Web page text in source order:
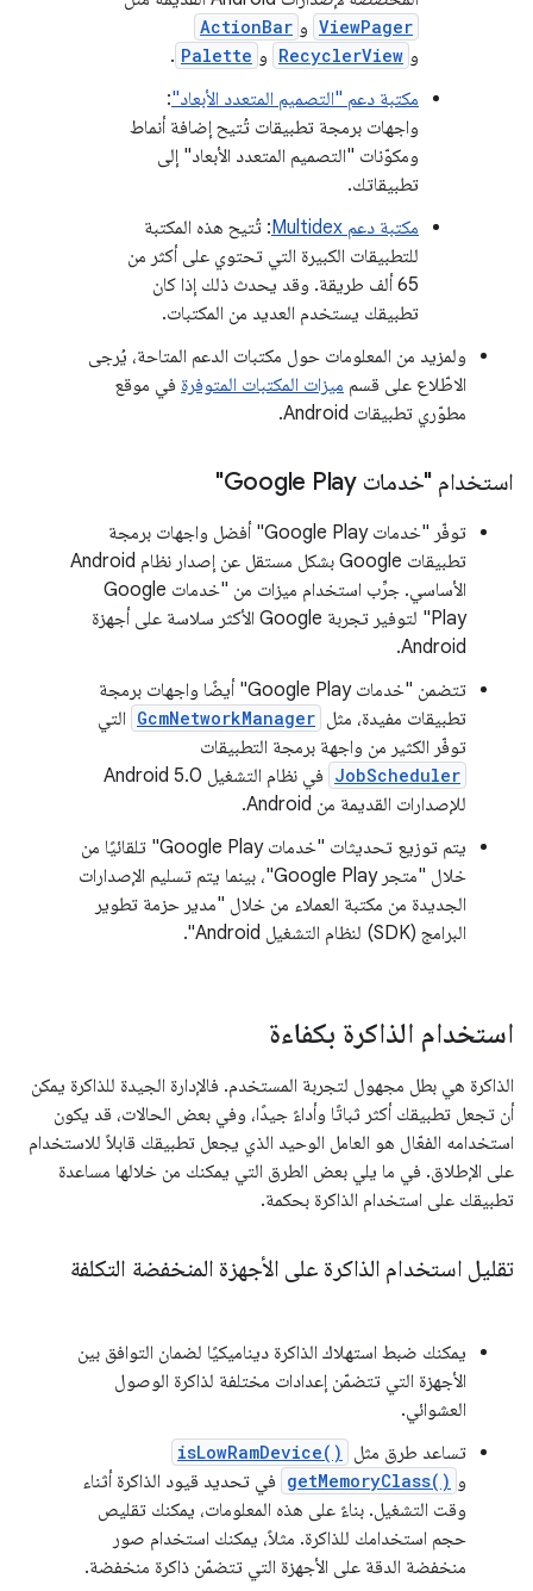
ViewPager و ActionBar
و RecyclerView و Palette
.
مكتبة دعم "التصميم المتعدد الأبعاد":
واجهات برمجة تطبيقات تُتيح إضافة أنماط
ومكوّنات "التصميم المتعدد الأبعاد" إلى
تطبيقاتك.
مكتبة دعم Multidex
: تُتيح هذه المكتبة
للتطبيقات الكبيرة التي تحتوي على أكثر من
65 ألف طريقة. وقد يحدث ذلك إذا كان
تطبيقك يستخدم العديد من المكتبات.
ولمزيد من المعلومات حول مكتبات الدعم المتاحة، يُرجى
الاطّلاع على قسم ميزات المكتبات المتوفرة في موقع
مطوّري تطبيقات Android.
استخدام "خدمات Google Play"
توفّر "خدمات Google Play" أفضل واجهات برمجة
تطبيقات Google بشكل مستقل عن إصدار نظام Android
الأساسي. جرِّب استخدام ميزات من "خدمات Google
Play" لتوفير تجربة Google الأكثر سلاسة على أجهزة
Android.
تتضمن "خدمات Google Play" أيضًا واجهات برمجة
تطبيقات مفيدة، مثل GcmNetworkManager التي
توفّر الكثير من واجهة برمجة التطبيقات
JobScheduler
في نظام التشغيل Android 5.0
للإصدارات القديمة من Android.
يتم توزيع تحديثات "خدمات Google Play" تلقائيًا من
خلال "متجر Google Play"، بينما يتم تسليم الإصدارات
الجديدة من مكتبة العملاء من خلال "مدير حزمة تطوير
البرامج (SDK) لنظام التشغيل Android".
استخدام الذاكرة بكفاءة
الذاكرة هي بطل مجهول لتجربة المستخدم. فالإدارة الجيدة للذاكرة يمكن
أن تجعل تطبيقك أكثر ثباتًا وأداءً جيدًا، وفي بعض الحالات، قد يكون
استخدامه الفعّال هو العامل الوحيد الذي يجعل تطبيقك قابلاً للاستخدام
على الإطلاق. في ما يلي بعض الطرق التي يمكنك من خلالها مساعدة
تطبيقك على استخدام الذاكرة بحكمة.
تقليل استخدام الذاكرة على الأجهزة المنخفضة التكلفة
يمكنك ضبط استهلاك الذاكرة ديناميكيًا لضمان التوافق بين
الأجهزة التي تتضمّن إعدادات مختلفة لذاكرة الوصول
العشوائي.
تساعد طرق مثل
isLowRamDevice()
و getMemoryClass() في تحديد قيود الذاكرة أثناء
وقت التشغيل. بناءً على هذه المعلومات، يمكنك تقليص
حجم استخدامك للذاكرة. مثلاً، يمكنك استخدام صور
منخفضة الدقة على الأجهزة التي تتضمّن ذاكرة منخفضة.